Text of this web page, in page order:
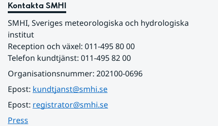
Kontakta SMHI
SMHI, Sveriges meteorologiska och hydrologiska
institut
Reception och växel: 011-495 80 00
Telefon kundtjänst: 011-495 82 00
Organisationsnummer: 202100-0696
Epost: kundtjanst@smhi.se
Epost: registrator@smhi.se
Press